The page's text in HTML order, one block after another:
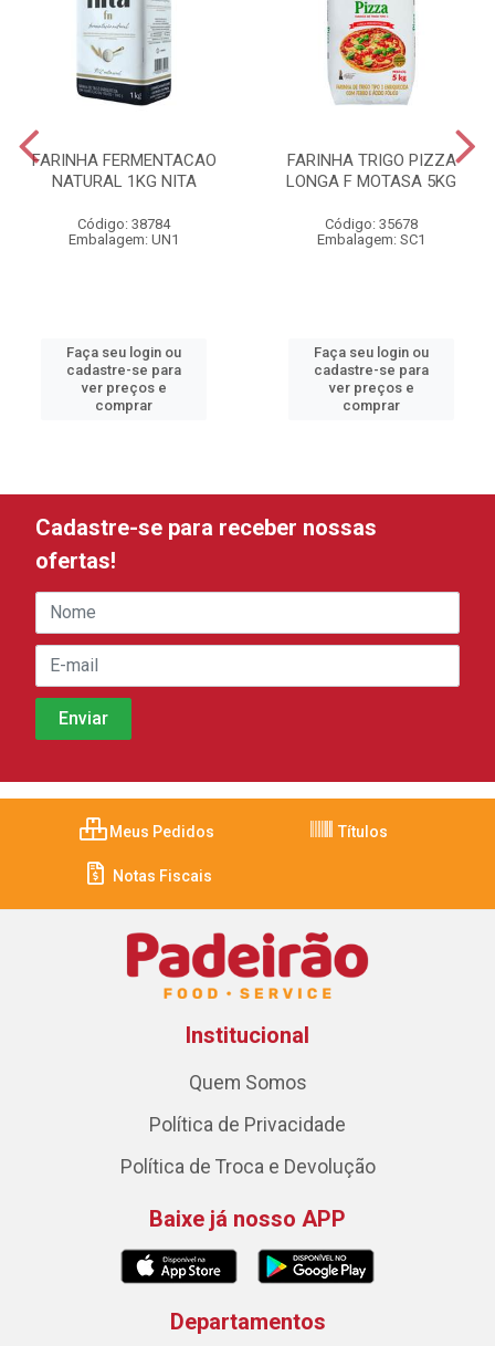
FARINHA FERMENTACAO
NATURAL 1KG NITA
Código: 38784
Embalagem: UN1
Faça seu login ou
cadastre-se para
ver preços e
comprar
FARINHA TRIGO PIZZA
LONGA F MOTASA 5KG
Código: 35678
Embalagem: SC1
Faça seu login ou
cadastre-se para
ver preços e
comprar
Cadastre-se para receber nossas
ofertas!
Meus Pedidos Títulos
Notas Fiscais
Institucional
Quem Somos
Política de Privacidade
Política de Troca e Devolução
Baixe já nosso APP
Departamentos